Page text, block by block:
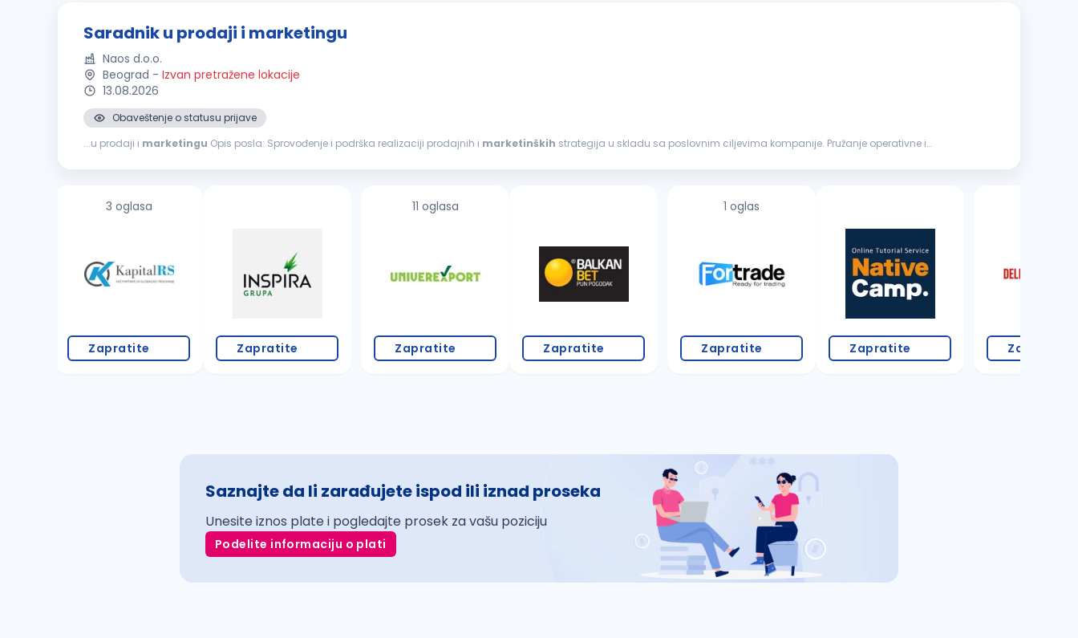
Saradnik u prodaji i marketingu
Naos d.o.o.
Beograd - Izvan pretražene lokacije
13.08.2026
Obaveštenje o statusu prijave
...u prodaji i marketingu Opis posla: Sprovođenje i podrška realizaciji prodajnih i marketinških strategija u skladu sa poslovnim ciljevima kompanije. Pružanje operativne i
3 oglasa
Zapratite Zapratite
11 oglasa
Zapratite Zapratite
1 oglas
Zapratite Zapratite Zapratite
Saznajte da li zarađujete ispod ili iznad proseka
Unesite iznos plate i pogledajte prosek za vašu poziciju
Podelite informaciju o plati